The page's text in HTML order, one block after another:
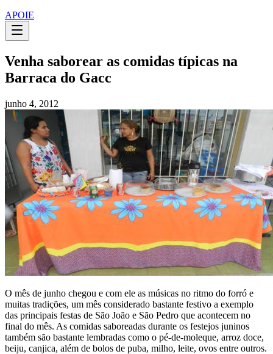
APOIE
Venha saborear as comidas típicas na
Barraca do Gacc
junho 4, 2012
O mês de junho chegou e com ele as músicas no ritmo do forró e
muitas tradições, um mês considerado bastante festivo a exemplo
das principais festas de São João e São Pedro que acontecem no
final do mês. As comidas saboreadas durante os festejos juninos
também são bastante lembradas como o pé-de-moleque, arroz doce,
beiju, canjica, além de bolos de puba, milho, leite, ovos entre outros.